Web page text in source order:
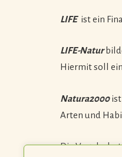
LIFE ist ein
LIFE-Natur
Hiermit soll
Natura2000ist
Arten und
Die